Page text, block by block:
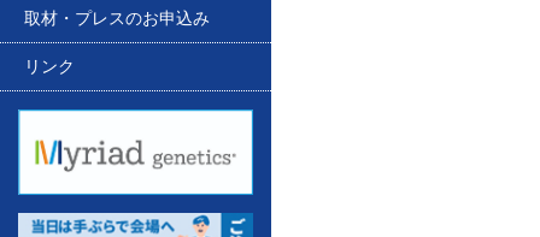
取材・プレスのお申込み
リンク